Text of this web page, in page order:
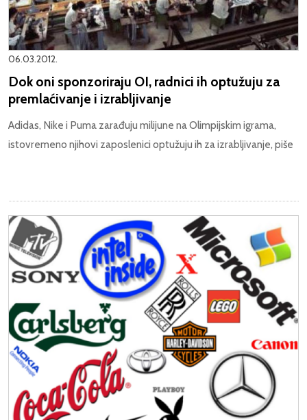
06.03.2012.
Dok oni sponzoriraju OI, radnici ih optužuju za
premlaćivanje i izrabljivanje
Adidas, Nike i Puma zarađuju milijune na Olimpijskim igrama,
istovremeno njihovi zaposlenici optužuju ih za izrabljivanje, piše